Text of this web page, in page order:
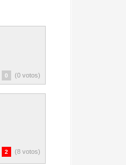
0 (0 votos)
2 (8 votos)